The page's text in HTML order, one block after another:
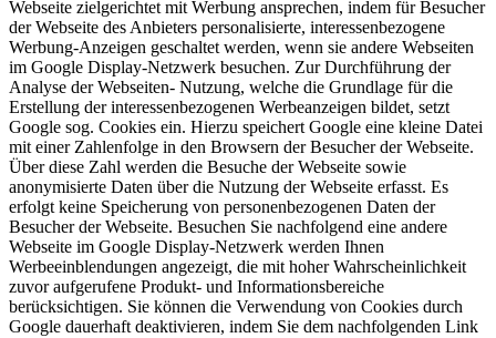
Webseite zielgerichtet mit Werbung ansprechen, indem für Besucher
der Webseite des Anbieters personalisierte, interessenbezogene
Werbung-Anzeigen geschaltet werden, wenn sie andere Webseiten
im Google Display-Netzwerk besuchen. Zur Durchführung der
Analyse der Webseiten- Nutzung, welche die Grundlage für die
Erstellung der interessenbezogenen Werbeanzeigen bildet, setzt
Google sog. Cookies ein. Hierzu speichert Google eine kleine Datei
mit einer Zahlenfolge in den Browsern der Besucher der Webseite.
Über diese Zahl werden die Besuche der Webseite sowie
anonymisierte Daten über die Nutzung der Webseite erfasst. Es
erfolgt keine Speicherung von personenbezogenen Daten der
Besucher der Webseite. Besuchen Sie nachfolgend eine andere
Webseite im Google Display-Netzwerk werden Ihnen
Werbeeinblendungen angezeigt, die mit hoher Wahrscheinlichkeit
zuvor aufgerufene Produkt- und Informationsbereiche
berücksichtigen. Sie können die Verwendung von Cookies durch
Google dauerhaft deaktivieren, indem Sie dem nachfolgenden Link